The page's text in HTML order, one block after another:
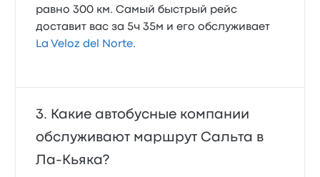
равно 300 км. Самый быстрый рейс
доставит вас за 5ч 35м и его обслуживает
La Veloz del Norte.
Какие автобусные компании
обслуживают маршрут Сальта в
Ла-Кьяка?